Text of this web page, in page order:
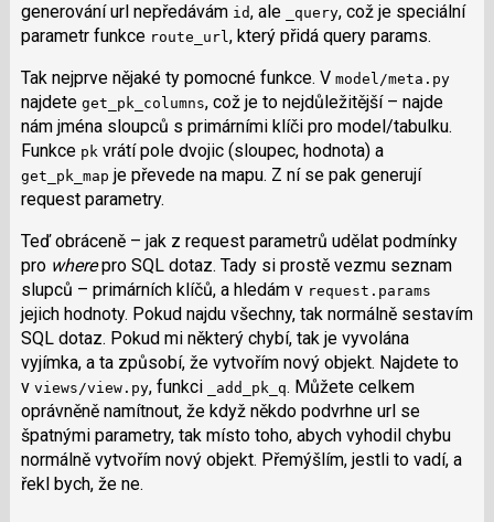
generování url nepředávám id, ale _query, což je speciální
parametr funkce route_url, který přidá query params.
Tak nejprve nějaké ty pomocné funkce. V model/meta.py
najdete get_pk_columns, což je to nejdůležitější – najde
nám jména sloupců s primárními klíči pro model/tabulku.
Funkce pkvrátí pole dvojic (sloupec, hodnota) a
get_pk_map je převede na mapu. Z ní se pak generují
request parametry.
Teď obráceně – jak z request parametrů udělat podmínky
pro wherepro SQL dotaz. Tady si prostě vezmu seznam
slupců – primárních klíčů, a hledám v request.params
jejich hodnoty. Pokud najdu všechny, tak normálně sestavím
SQL dotaz. Pokud mi některý chybí, tak je vyvolána
vyjímka, a ta způsobí, že vytvořím nový objekt. Najdete to
v views/view.py, funkci _add_pk_q. Můžete celkem
oprávněně namítnout, že když někdo podvrhne url se
špatnými parametry, tak místo toho, abych vyhodil chybu
normálně vytvořím nový objekt. Přemýšlím, jestli to vadí, a
řekl bych, že ne.